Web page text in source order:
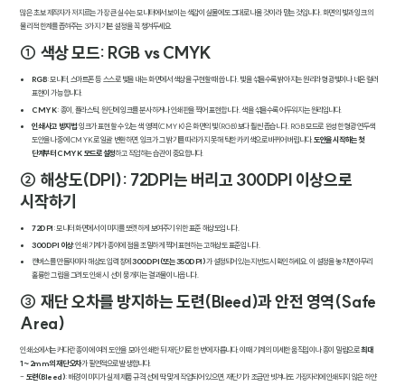
많은 초보 제작자가 저지르는 가장 큰 실수는 모니터에서 보이는 색감이 실물에도 그대로 나올 것이라 믿는 것입니다. 화면의 빛과 잉크의
물리적 한계를 좁혀주는 3가지 기본 설정을 꼭 챙겨두세요.
① 색상 모드: RGB vs CMYK
RGB: 모니터, 스마트폰 등 스스로 빛을 내는 화면에서 색상을 구현할 때 씁니다. 빛을 섞을수록 밝아지는 원리라 형광빛이나 네온 컬러
표현이 가능합니다.
CMYK: 종이, 플라스틱, 원단에 잉크를 분사하거나 인쇄판을 찍어 표현합니다. 색을 섞을수록 어두워지는 원리입니다.
인쇄 사고 방지법: 잉크가 표현할 수 있는 색 영역(CMYK)은 화면의 빛(RGB)보다 훨씬 좁습니다. RGB 모드로 완성한 형광 연두색
도안을 나중에 CMYK로 일괄 변환하면, 잉크가 그 밝기를 따라가지 못해 탁한 카키색으로 바뀌어 버립니다.도안을 시작하는 첫
단계부터 CMYK 모드로 설정하고 작업하는 습관이 중요합니다.
② 해상도(DPI): 72DPI는 버리고 300DPI 이상으로
시작하기
72DPI : 모니터 화면에서 이미지를 또렷하게 보여주기 위한 표준 해상도입니다.
300DPI 이상: 인쇄 기계가 종이에 점을 조밀하게 찍어 표현하는 고해상도 표준입니다.
캔버스를 만들자마자 해상도 입력창에300DPI(또는 350DPI)가 설정되어 있는지 반드시 확인하세요. 이 설정을 놓치면 아무리
훌륭한 그림을 그려도 인쇄 시 선이 뭉개지는 결과물이 나옵니다.
③ 재단 오차를 방지하는 도련(Bleed)과 안전 영역(Safe
Area)
인쇄소에서는 커다란 종이에 여러 도안을 모아 인쇄한 뒤 재단기로 한 번에 자릅니다. 이때 기계의 미세한 움직임이나 종이 밀림으로최대
1~2mm의 재단 오차가 필연적으로 발생합니다.
- 도련(Bleed): 배경 이미지가 실제 제품 규격 선에 딱 맞게 작업되어 있으면, 재단기가 조금만 빗겨나도 가장자리에 인쇄되지 않은 하얀